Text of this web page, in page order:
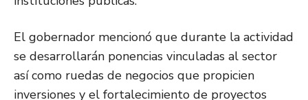
El gobernador mencionó que durante la actividad
se desarrollarán ponencias vinculadas al sector
así como ruedas de negocios que propicien
inversiones y el fortalecimiento de proyectos